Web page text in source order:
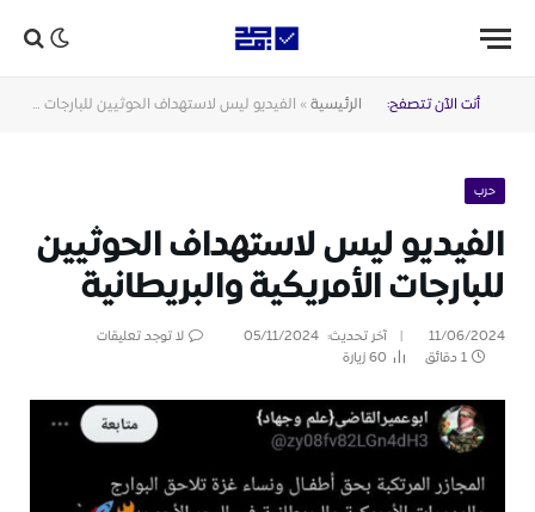
أنت الآن تتصفح: الرئيسية » الفيديو ليس لاستهداف الحوثيين للبارجات الأمريكية والبريطانية
حرب
الفيديو ليس لاستهداف الحوثيين
للبارجات الأمريكية والبريطانية
11/06/2024 آخر تحديث: 05/11/2024
لا توجد تعليقات
1 دقائق
60زيارة